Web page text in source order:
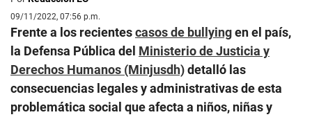
09/11/2022, 07:56 p.m.
Frente a los recientescasos de bullyingen el país,
la Defensa Pública del Ministerio de Justicia y
Derechos Humanos (Minjusdh)detalló las
consecuencias legales y administrativas de esta
problemática social que afecta a niños, niñas y